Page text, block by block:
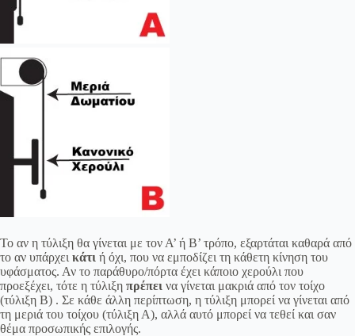
Το αν η τύλιξη θα γίνεται με τον Α’ ή Β’ τρόπο, εξαρτάται καθαρά από
το αν υπάρχει κάτι ή όχι, που να εμποδίζει τη κάθετη κίνηση του
υφάσματος. Αν το παράθυρο/πόρτα έχει κάποιο χερούλι που
προεξέχει, τότε η τύλιξη πρέπει να γίνεται μακριά από τον τοίχο
(τύλιξη Β) . Σε κάθε άλλη περίπτωση, η τύλιξη μπορεί να γίνεται από
τη μεριά του τοίχου (τύλιξη Α), αλλά αυτό μπορεί να τεθεί και σαν
θέμα προσωπικής επιλογής.